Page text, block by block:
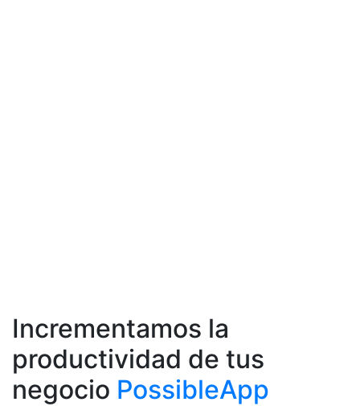
Incrementamos la
productividad de tus
negocio PossibleApp